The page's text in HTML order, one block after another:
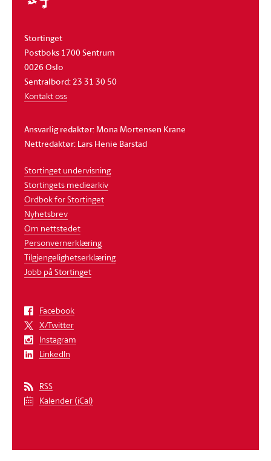
Stortinget
Postboks 1700 Sentrum
0026 Oslo
Sentralbord: 23 31 30 50
Kontakt oss
Ansvarlig redaktør: Mona Mortensen Krane
Nettredaktør: Lars Henie Barstad
Stortinget undervisning
Stortingets mediearkiv
Ordbok for Stortinget
Nyhetsbrev
Om nettstedet
Personvernerklæring
Tilgjengelighetserklæring
Jobb på Stortinget
Facebook
X/Twitter
Instagram
LinkedIn
RSS
Kalender (iCal)